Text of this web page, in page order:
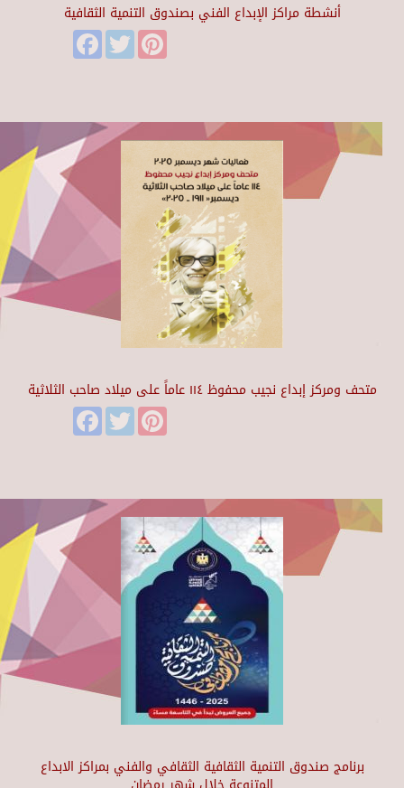
أنشطة مراكز الإبداع الفني بصندوق التنمية الثقافية
FacebookTwitter
متحف ومركز إبداع نجيب محفوظ ١١٤ عاماً على ميلاد صاحب الثلاثية
FacebookTwitter
برنامج صندوق التنمية الثقافية الثقافي والفني بمراكز الابداع